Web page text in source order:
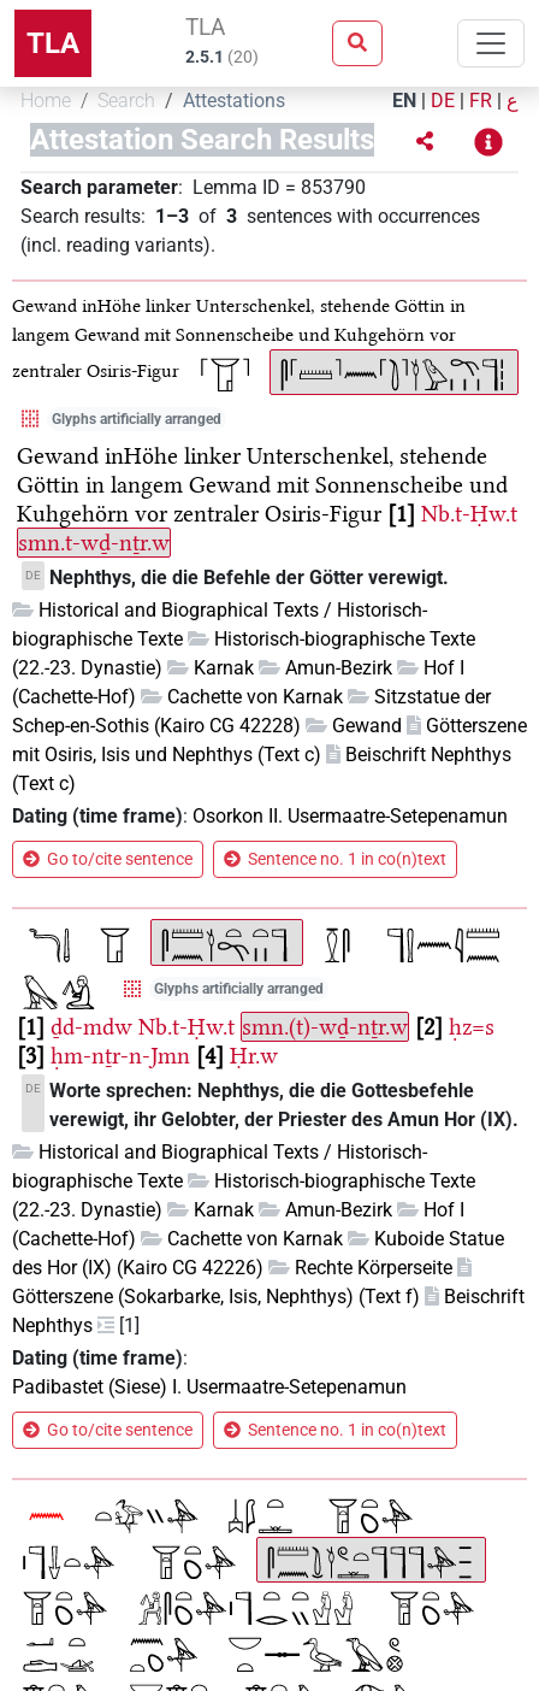
TLA TLA
2.5.1 (20)
Home Search Attestations EN | DE | FR | ع
Attestation Search Results
Search parameter: Lemma ID = 853790
Search results: 1–3 of 3 sentences with occurrences
(incl. reading variants).
Gewand inHöhe linker Unterschenkel, stehende Göttin in
langem Gewand mit Sonnenscheibe und Kuhgehörn vor
zentraler Osiris-Figur
Glyphs artificially arranged
Gewand inHöhe linker Unterschenkel, stehende
Göttin in langem Gewand mit Sonnenscheibe und
Kuhgehörn vor zentraler Osiris-Figur 1 Nb.t-Ḥw.t
smn.t-wḏ-nṯr.w
DE
Nephthys, die die Befehle der Götter verewigt.
Historical and Biographical Texts / Historisch-
biographische Texte
Historisch-biographische Texte
(22.-23. Dynastie)
Karnak Amun-Bezirk
Hof I
(Cachette-Hof)
Cachette von Karnak
Sitzstatue der
Schep-en-Sothis (Kairo CG 42228)
Gewand
Götterszene
mit Osiris, Isis und Nephthys (Text c)
Beischrift Nephthys
(Text c)
Dating (time frame): Osorkon II. Usermaatre-Setepenamun
Go to/cite sentence Sentence no. 1 in co(n)text
Glyphs artificially arranged
1 ḏd-mdw Nb.t-Ḥw.t smn.(t)-wḏ-nṯr.w 2 ḥz=s
3 ḥm-nṯr-n-Jmn 4 Ḥr.w
DE Worte sprechen: Nephthys, die die Gottesbefehle
verewigt, ihr Gelobter, der Priester des Amun Hor (IX).
Historical and Biographical Texts / Historisch-
biographische Texte
Historisch-biographische Texte
(22.-23. Dynastie)
Karnak Amun-Bezirk
Hof I
(Cachette-Hof)
Cachette von Karnak
Kuboide Statue
des Hor (IX) (Kairo CG 42226)
Rechte Körperseite
Götterszene (Sokarbarke, Isis, Nephthys) (Text f)
Beischrift
Nephthys
[1]
Dating (time frame):
Padibastet (Siese) I. Usermaatre-Setepenamun
Go to/cite sentence Sentence no. 1 in co(n)text